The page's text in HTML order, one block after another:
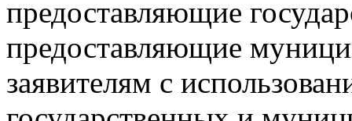
предоставляющие
предоставляющие
заявителям с